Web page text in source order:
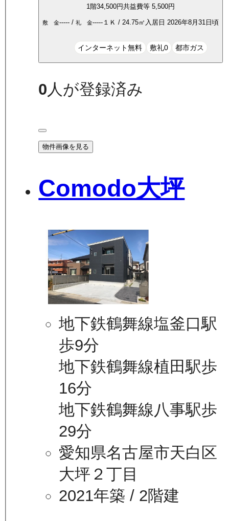
1 階34,500円共益費等5,500円
敷 金----- /礼 金----- １Ｋ /24.75㎡ 入居日2026年8月31日頃
インターネット無料 敷礼0 都市ガス
0 人が登録済み
物件画像を見る
Comodo大坪
地下鉄鶴舞線塩釜口駅
歩9分
地下鉄鶴舞線植田駅歩
16分
地下鉄鶴舞線八事駅歩
29分
愛知県名古屋市天白区
大坪２丁目
2021年築 / 2階建